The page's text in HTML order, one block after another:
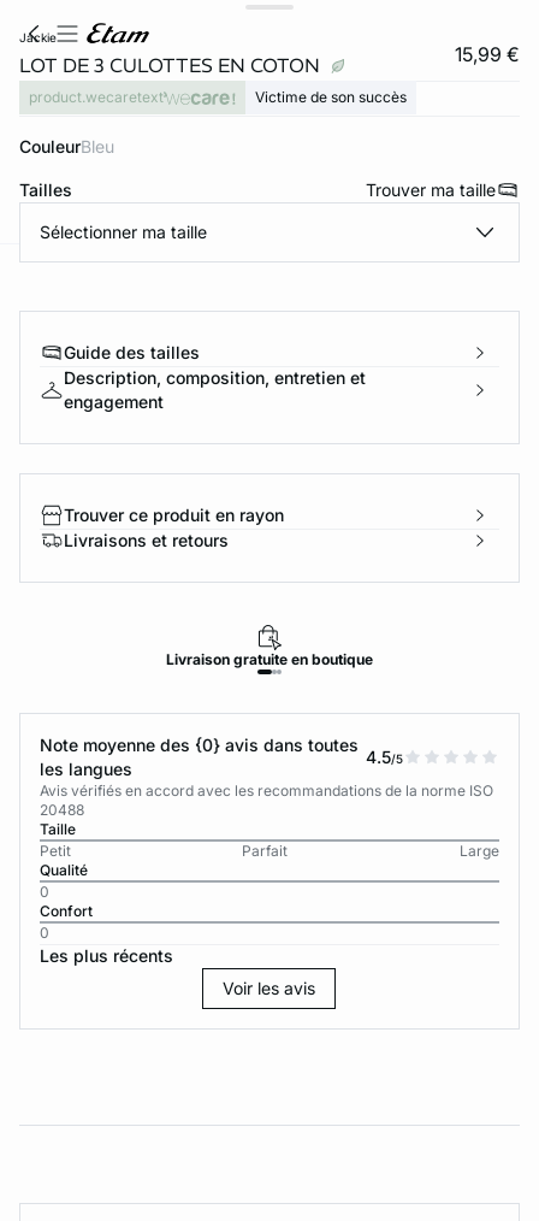
jackie
LOT DE 3 CULOTTES EN COTON 15,99 €
product.wecaretext Victime de son succès
Couleur bleu
Tailles Trouver ma taille
Sélectionner ma taille
Guide des tailles
Description, composition, entretien et
engagement
Trouver ce produit en rayon
Livraisons et retours
Livraison gratuite en boutique
Note moyenne des {0} avis dans toutes
les langues
4.5/5
Avis vérifiés en accord avec les recommandations de la norme ISO
20488
Taille
Petit
Parfait
Large
Qualité
0
Confort
0
Les plus récents
Voir les avis